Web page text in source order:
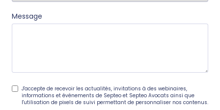
Message
J'accepte de recevoir les actualités, invitations à des webinaires,
informations et événements de Septeo et Septeo Avocats ainsi que
l'utilisation de pixels de suivi permettant de personnaliser nos contenus.